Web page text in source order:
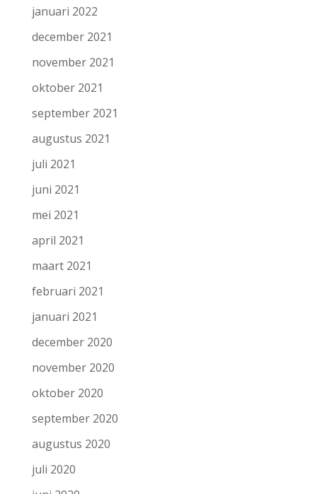
januari 2022
december 2021
november 2021
oktober 2021
september 2021
augustus 2021
juli 2021
juni 2021
mei 2021
april 2021
maart 2021
februari 2021
januari 2021
december 2020
november 2020
oktober 2020
september 2020
augustus 2020
juli 2020